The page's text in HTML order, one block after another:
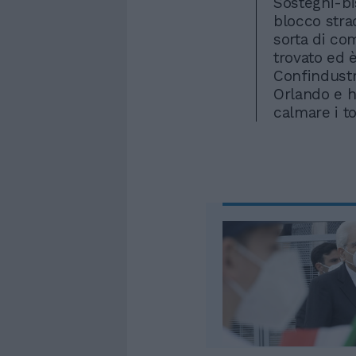
blocco
sorta di
trovato ed
Orlando e
calmare i